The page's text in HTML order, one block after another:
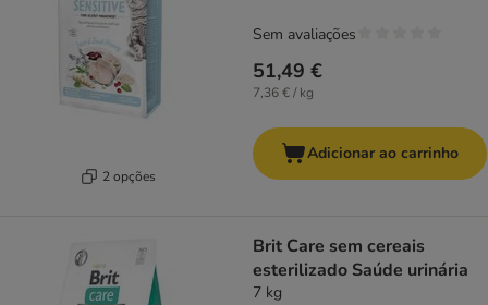
2 opções
51,49 €
7,36 € / kg
Sem avaliações
Adicionar ao carrinho
Brit Care sem cereais
esterilizado Saúde urinária
7 kg